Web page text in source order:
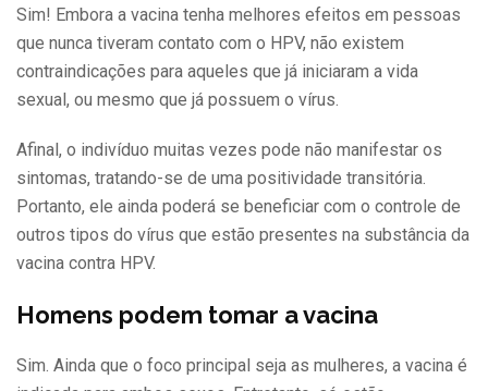
Sim! Embora a vacina tenha melhores efeitos em pessoas
que nunca tiveram contato com o HPV, não existem
contraindicações para aqueles que já iniciaram a vida
sexual, ou mesmo que já possuem o vírus.
Afinal, o indivíduo muitas vezes pode não manifestar os
sintomas, tratando-se de uma positividade transitória.
Portanto, ele ainda poderá se beneficiar com o controle de
outros tipos do vírus que estão presentes na substância da
vacina contra HPV.
Homens podem tomar a vacina
Sim. Ainda que o foco principal seja as mulheres, a vacina é